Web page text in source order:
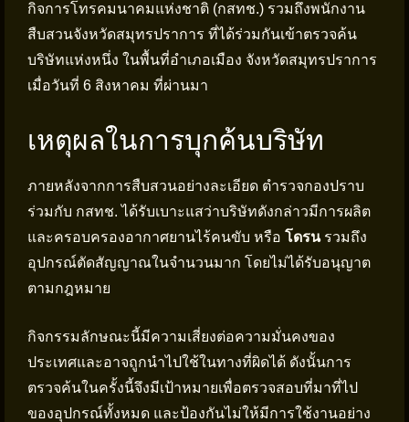
กิจการโทรคมนาคมแห่งชาติ (กสทช.) รวมถึงพนักงาน
สืบสวนจังหวัดสมุทรปราการ ที่ได้ร่วมกันเข้าตรวจค้น
บริษัทแห่งหนึ่ง ในพื้นที่อำเภอเมือง จังหวัดสมุทรปราการ
เมื่อวันที่ 6 สิงหาคม ที่ผ่านมา
เหตุผลในการบุกค้นบริษัท
ภายหลังจากการสืบสวนอย่างละเอียด ตำรวจกองปราบ
ร่วมกับ กสทช. ได้รับเบาะแสว่าบริษัทดังกล่าวมีการผลิต
และครอบครองอากาศยานไร้คนขับ หรือ โดรนรวมถึง
อุปกรณ์ตัดสัญญาณในจำนวนมาก โดยไม่ได้รับอนุญาต
ตามกฎหมาย
กิจกรรมลักษณะนี้มีความเสี่ยงต่อความมั่นคงของ
ประเทศและอาจถูกนำไปใช้ในทางที่ผิดได้ ดังนั้นการ
ตรวจค้นในครั้งนี้จึงมีเป้าหมายเพื่อตรวจสอบที่มาที่ไป
ของอุปกรณ์ทั้งหมด และป้องกันไม่ให้มีการใช้งานอย่าง